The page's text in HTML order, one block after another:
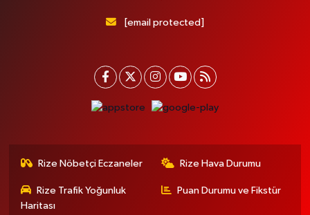
[email protected]
Rize Nöbetçi Eczaneler Rize Hava Durumu
Rize Trafik Yoğunluk
Haritası
Puan Durumu ve Fikstür